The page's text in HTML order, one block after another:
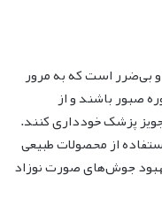
بی‌ضرر است که به مرور
صبور باشند و از
پزشک خودداری کنند.
از محصولات طبیعی
جوش‌های صورت نوزاد